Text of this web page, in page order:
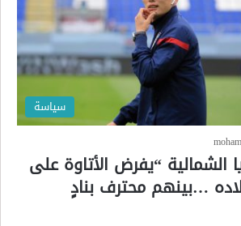
سياسة
الشمالية “يفرض الأتاوة على
…بينهم محترف بنادٍ